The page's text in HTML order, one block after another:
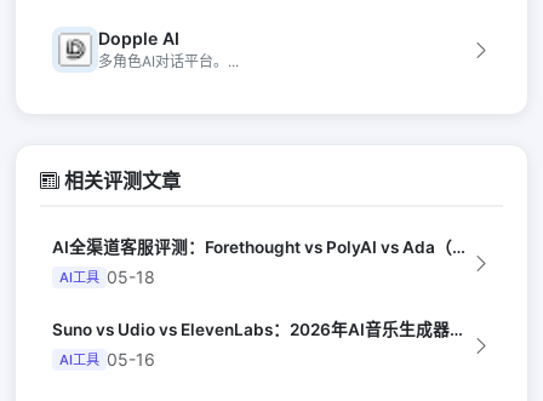
Dopple AI
多角色AI对话平台。...
相关评测文章
AI全渠道客服评测：Forethought vs PolyAI vs Ada（G...
AI工具 05-18
Suno vs Udio vs ElevenLabs：2026年AI音乐生成器三...
AI工具 05-16